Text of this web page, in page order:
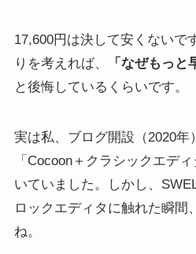
17,600円は決して安くないで
りを考えれば、
「なぜもっと
と後悔しているくらいです。
実は私、ブログ開設（2020年
「Cocoon＋クラシックエデ
いていました。しかし、
ロックエディタに触れた瞬間
ね。